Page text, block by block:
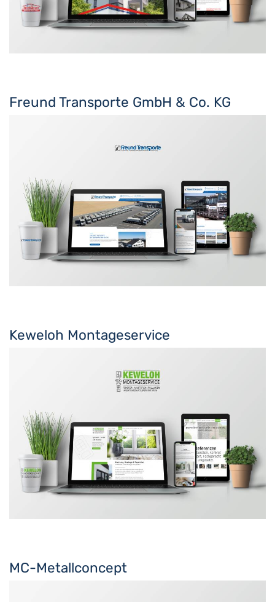
Freund Transporte GmbH & Co. KG
Keweloh Montageservice
MC-Metallconcept